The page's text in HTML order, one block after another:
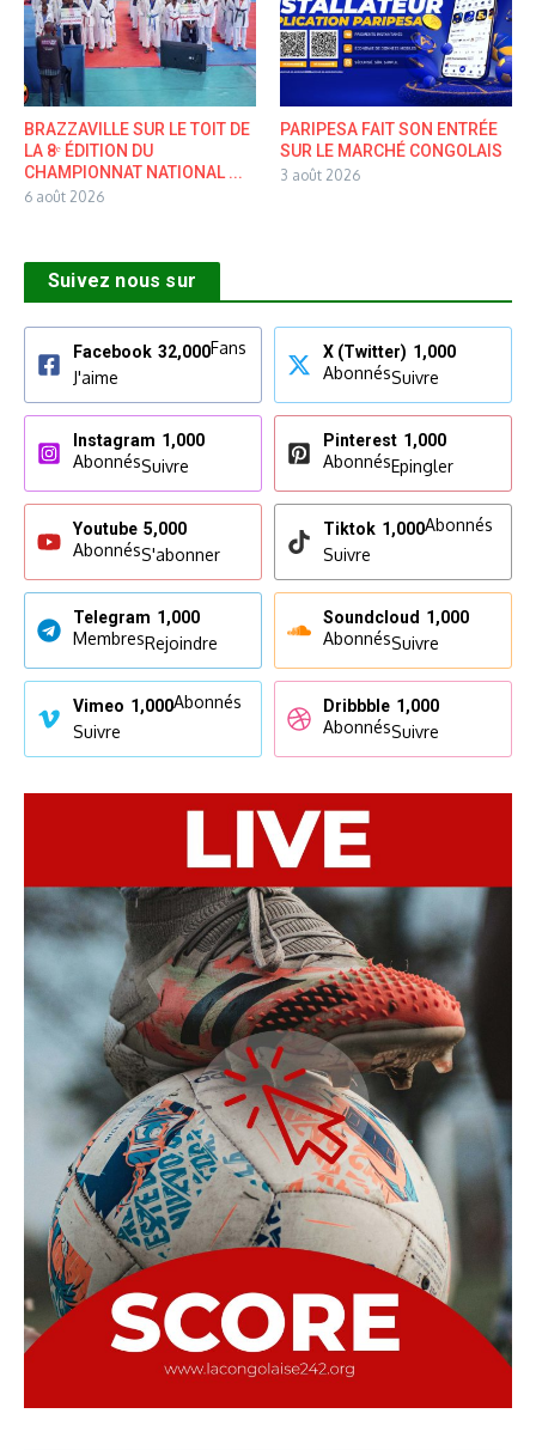
BRAZZAVILLE SUR LE TOIT DE
LA 8ᵉ ÉDITION DU
CHAMPIONNAT NATIONAL ...
6 août 2026
PARIPESA FAIT SON ENTRÉE
SUR LE MARCHÉ CONGOLAIS
3 août 2026
Suivez nous sur
Facebook 32,000Fans
J'aime
X (Twitter) 1,000
AbonnésSuivre
Instagram 1,000
AbonnésSuivre
Pinterest 1,000
AbonnésEpingler
Youtube 5,000
AbonnésS'abonner
Tiktok 1,000Abonnés
Suivre
Telegram 1,000
MembresRejoindre
Soundcloud 1,000
AbonnésSuivre
Vimeo 1,000Abonnés
Suivre
Dribbble 1,000
AbonnésSuivre